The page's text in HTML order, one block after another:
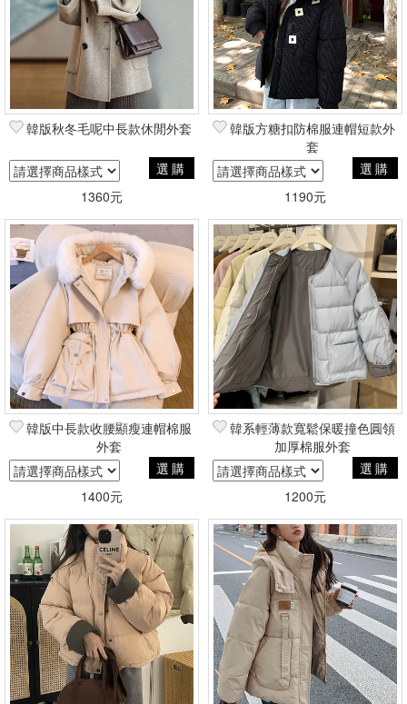
韓版秋冬毛呢中長款休閒外套
選購
1360元
韓版方糖扣防棉服連帽短款外
套
選購
1190元
韓版中長款收腰顯瘦連帽棉服
外套
選購
1400元
韓系輕薄款寬鬆保暖撞色圓領
加厚棉服外套
選購
1200元